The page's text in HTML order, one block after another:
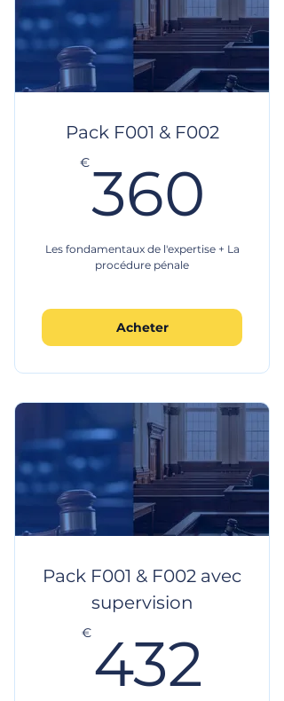
Pack F001 & F002
€360
Les fondamentaux de l'expertise + La
procédure pénale
Acheter
Pack F001 & F002 avec
supervision
€ 432